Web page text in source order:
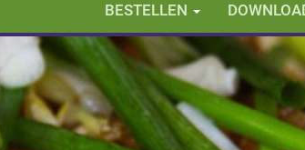
BESTELLEN